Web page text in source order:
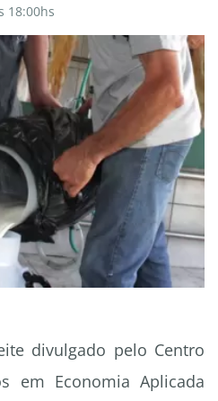
18:00hs
divulgado pelo Centro
em Economia Aplicada